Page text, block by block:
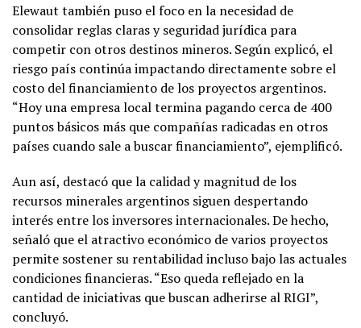
Elewaut también puso el foco en la necesidad de
consolidar reglas claras y seguridad jurídica para
competir con otros destinos mineros. Según explicó, el
riesgo país continúa impactando directamente sobre el
costo del financiamiento de los proyectos argentinos.
“Hoy una empresa local termina pagando cerca de 400
puntos básicos más que compañías radicadas en otros
países cuando sale a buscar financiamiento”, ejemplificó.
Aun así, destacó que la calidad y magnitud de los
recursos minerales argentinos siguen despertando
interés entre los inversores internacionales. De hecho,
señaló que el atractivo económico de varios proyectos
permite sostener su rentabilidad incluso bajo las actuales
condiciones financieras. “Eso queda reflejado en la
cantidad de iniciativas que buscan adherirse al RIGI”,
concluyó.